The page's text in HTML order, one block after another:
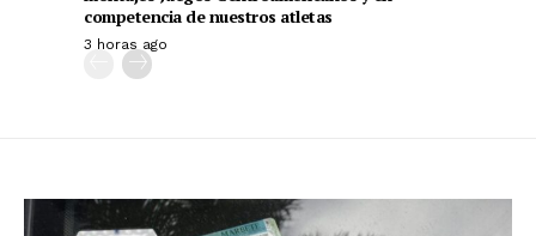
competencia de nuestros atletas
3 horas ago